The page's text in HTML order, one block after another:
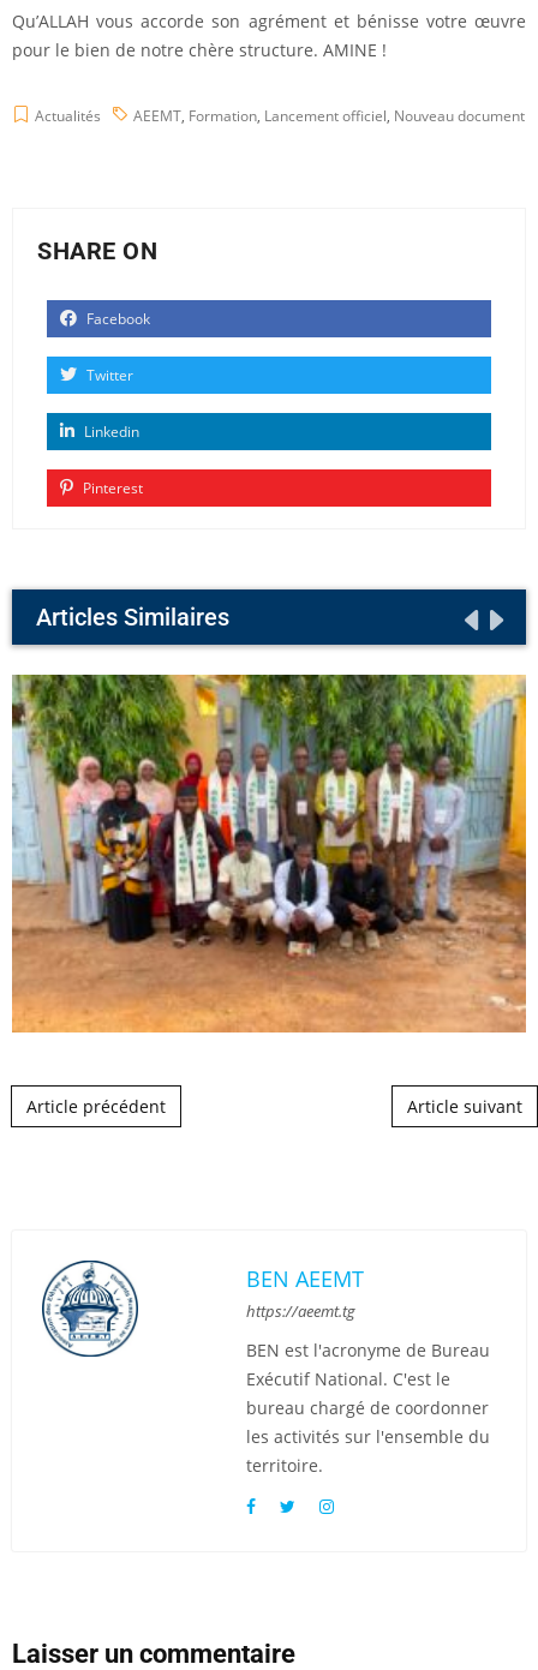
Qu’ALLAH vous accorde son agrément et bénisse votre œuvre
pour le bien de notre chère structure. AMINE !
Actualités AEEMT, Formation, Lancement officiel, Nouveau document
SHARE ON
Facebook
Twitter
Linkedin
Pinterest
Articles Similaires
Post navigation
Article précédent Article suivant
BEN AEEMT
https://aeemt.tg
BEN est l'acronyme de Bureau
Exécutif National. C'est le
bureau chargé de coordonner
les activités sur l'ensemble du
territoire.
Laisser un commentaire